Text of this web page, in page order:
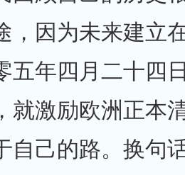
，因为未来建立
五年四月二十四
就激励欧洲正本
自己的路。换句